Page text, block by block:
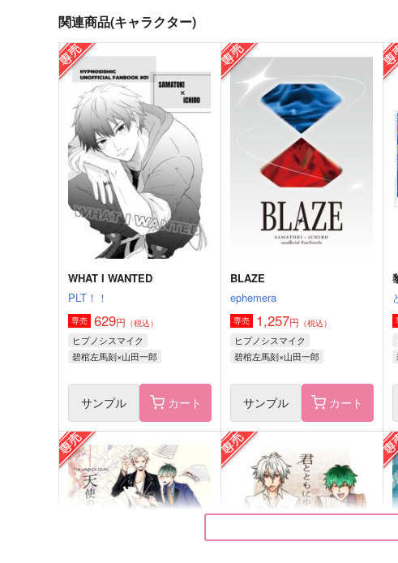
海辺の街には雪が降る
モブおじ亭
550円（税込）
碧棺左馬刻×入間銃兎
サンプル 作品詳細
兎と幼児になりまして【前
円（税込）
サンプル 作品詳細
ムー
GOZOUROPPU
余韻
からあげ定食
629円（税込）
関連商品(キャラクター)
WHAT I WANTED
PLT！！
専売 629円 （税込）
ヒプノシスマイク
碧棺左馬刻×山田一郎
サンプル カート
BLAZE
ephemera
専売 1,257円 （税込）
ヒプノシスマイク
碧棺左馬刻×山田一郎
サンプル カート